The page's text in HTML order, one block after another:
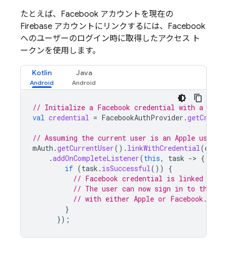
たとえば、Facebook アカウントを現在の
Firebase アカウントにリンクするには、Facebook
へのユーザーのログイン時に取得したアクセス ト
ークンを使用します。
Kotlin Java
// Initialize a Facebook credential with a
val credential = FacebookAuthProvider .
// Assuming the current user is an Apple user
mAuth .getCurrentUser(). linkWithCredential(
.addOnCompleteListener(this, task -> {
if (task . isSuccessful())
{
// Facebook credential is linked to
// The user can now sign in to the
// with either Apple or Facebook.
}
});